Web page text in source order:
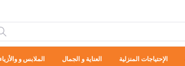
الإحتياجات المنزلية العناية و الجمال الملابس و والأزياء